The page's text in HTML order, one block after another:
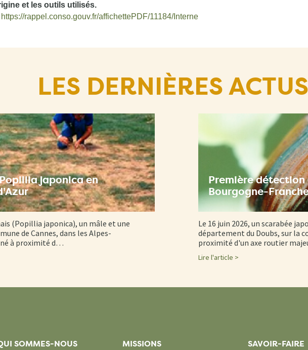
et les outils utilisés.
https://rappel.conso.gouv.fr/affichettePDF/11184/Interne
LES DERNIÈRES ACTUS
japonica en
(Popillia japonica), un mâle et une
de Cannes, dans les Alpes-
à proximité d…
Première
Bourgogne-
Le 16 juin 2026, un scarabée
département du Doubs, sur la
proximité d'un axe routier
Lire l'article >
SOMMES-NOUS MISSIONS
SAVOIR-FAIRE